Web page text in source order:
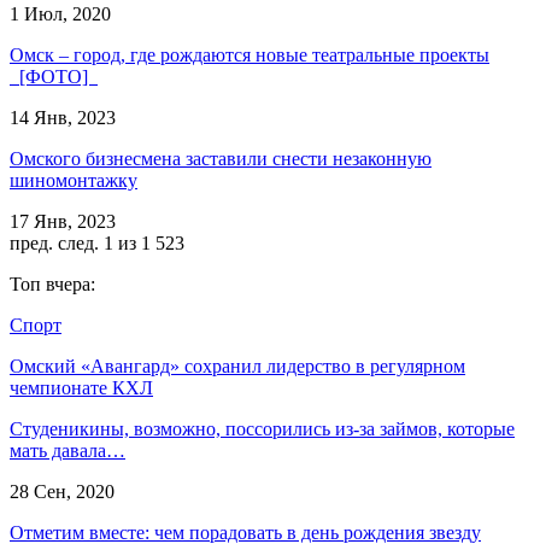
1 Июл, 2020
Омск – город, где рождаются новые театральные проекты
[ФОТО]
14 Янв, 2023
Омского бизнесмена заставили снести незаконную
шиномонтажку
17 Янв, 2023
пред. след. 1 из 1 523
Топ вчера:
Спорт
Омский «Авангард» сохранил лидерство в регулярном
чемпионате КХЛ
Студеникины, возможно, поссорились из-за займов, которые
мать давала…
28 Сен, 2020
Отметим вместе: чем порадовать в день рождения звезду